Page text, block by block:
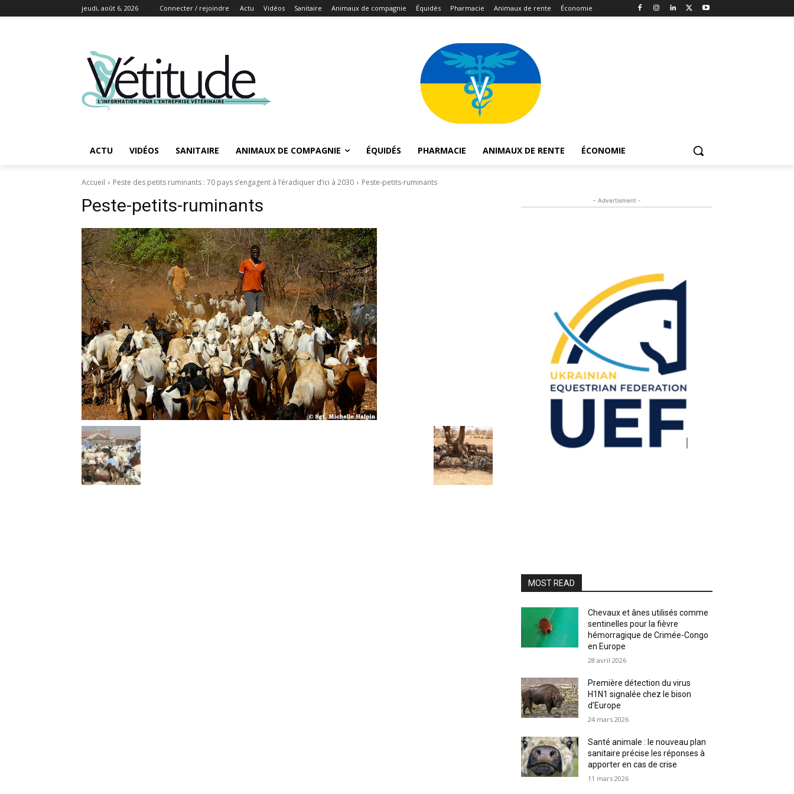
jeudi, août 6, 2026 Connecter / rejoindre Actu Vidéos Sanitaire Animaux de compagnie Équidés Pharmacie Animaux de rente Économie
ACTU VIDÉOS SANITAIRE ANIMAUX DE COMPAGNIE ÉQUIDÉS PHARMACIE ANIMAUX DE RENTE ÉCONOMIE
Accueil Peste des petits ruminants : 70 pays s’engagent à l’éradiquer d’ici à 2030 Peste-petits-ruminants
Peste-petits-ruminants - Advertisment -
MOST READ
Chevaux et ânes utilisés comme
sentinelles pour la fièvre
hémorragique de Crimée-Congo
en Europe
28 avril 2026
Première détection du virus
H1N1 signalée chez le bison
d’Europe
24 mars 2026
Santé animale : le nouveau plan
sanitaire précise les réponses à
apporter en cas de crise
11 mars 2026